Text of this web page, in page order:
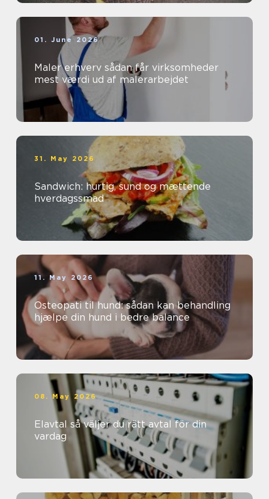
01. June 2026
Maler erhverv sådan får virksomheder
mest værdi ud af malerarbejdet
31. May 2026
Sandwich: hurtig, sund og mættende
hverdagssmad
11. May 2026
Osteopati til hund: sådan kan behandling
hjælpe din hund i bedre balance
08. May 2026
Elavtal så väljer du rätt avtal för din
vardag